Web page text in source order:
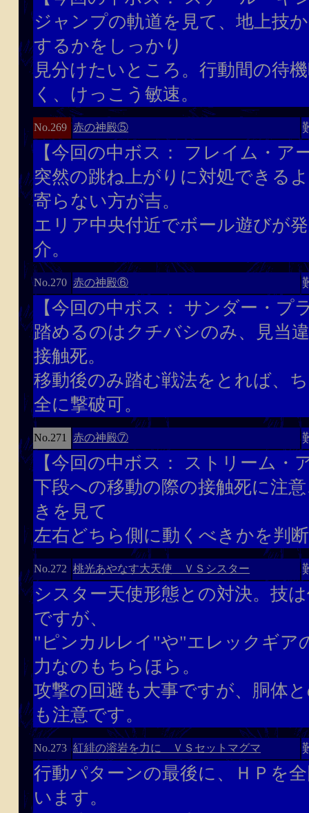
ジャンプの軌道を見て、地上技
するかをしっかり
見分けたいところ。行動間の待
く、けっこう敏速。
No.269 赤の神殿⑤
【今回の中ボス： フレイム・ア
突然の跳ね上がりに対処できる
寄らない方が吉。
エリア中央付近でボール遊びが
介。
No.270 赤の神殿⑥
【今回の中ボス： サンダー・プ
踏めるのはクチバシのみ、見当
接触死。
移動後のみ踏む戦法をとれば、
全に撃破可。
No.271 赤の神殿⑦
【今回の中ボス： ストリーム・
下段への移動の際の接触死に注
きを見て
左右どちら側に動くべきかを判
No.272 桃光あやなす大天使 ＶＳシスター
シスター天使形態との対決。技
ですが、
"ピンカルレイ"や"エレックギア
力なのもちらほら。
攻撃の回避も大事ですが、胴体
も注意です。
No.273 紅緋の溶岩を力に ＶＳセットマグマ
行動パターンの最後に、ＨＰを
います。